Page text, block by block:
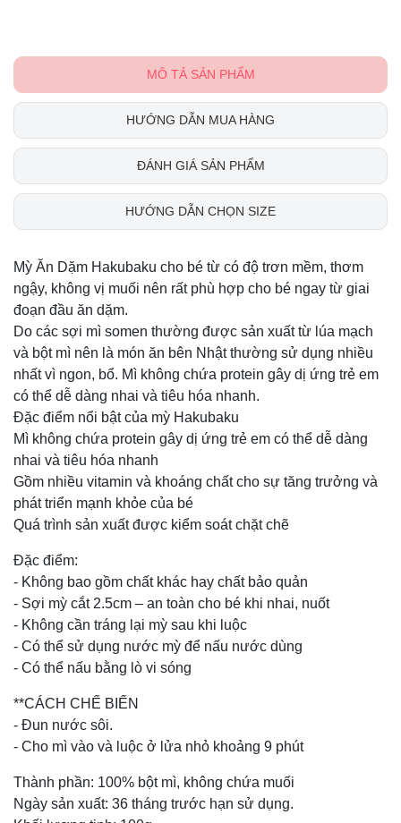
MÔ TẢ SẢN PHẨM
HƯỚNG DẪN MUA HÀNG
ĐÁNH GIÁ SẢN PHẨM
HƯỚNG DẪN CHỌN SIZE
Mỳ Ăn Dặm Hakubaku cho bé từ có độ trơn mềm, thơm
ngậy, không vị muối nên rất phù hợp cho bé ngay từ giai
đoạn đầu ăn dặm.
Do các sợi mì somen thường được sản xuất từ lúa mạch
và bột mì nên là món ăn bên Nhật thường sử dụng nhiều
nhất vì ngon, bổ. Mì không chứa protein gây dị ứng trẻ em
có thể dễ dàng nhai và tiêu hóa nhanh.
Đặc điểm nổi bật của mỳ Hakubaku
Mì không chứa protein gây dị ứng trẻ em có thể dễ dàng
nhai và tiêu hóa nhanh
Gồm nhiều vitamin và khoáng chất cho sự tăng trưởng và
phát triển mạnh khỏe của bé
Quá trình sản xuất được kiểm soát chặt chẽ
Đặc điểm:
- Không bao gồm chất khác hay chất bảo quản
- Sợi mỳ cắt 2.5cm – an toàn cho bé khi nhai, nuốt
- Không cần tráng lại mỳ sau khi luộc
- Có thể sử dụng nước mỳ để nấu nước dùng
- Có thể nấu bằng lò vi sóng
**CÁCH CHẾ BIẾN
- Đun nước sôi.
- Cho mì vào và luộc ở lửa nhỏ khoảng 9 phút
Thành phần: 100% bột mì, không chứa muối
Ngày sản xuất: 36 tháng trước hạn sử dụng.